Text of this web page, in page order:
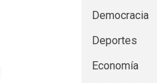
Democracia
Deportes
Economía